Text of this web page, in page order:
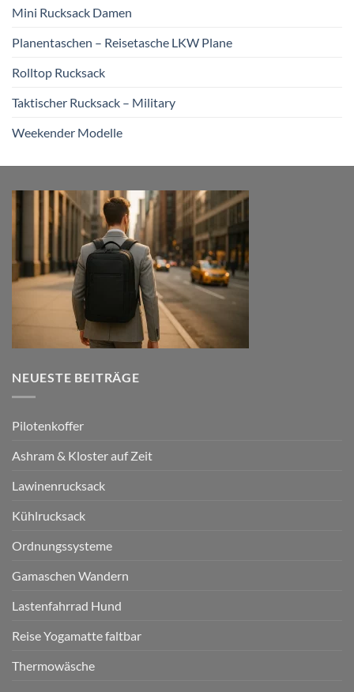
Mini Rucksack Damen
Planentaschen – Reisetasche LKW Plane
Rolltop Rucksack
Taktischer Rucksack – Military
Weekender Modelle
NEUESTE BEITRÄGE
Pilotenkoffer
Ashram & Kloster auf Zeit
Lawinenrucksack
Kühlrucksack
Ordnungssysteme
Gamaschen Wandern
Lastenfahrrad Hund
Reise Yogamatte faltbar
Thermowäsche